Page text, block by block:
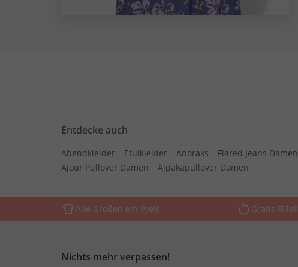
Entdecke auch
Abendkleider Etuikleider Anoraks Flared Jeans Damen
Ajour Pullover Damen
Alpakapullover Damen
Alle Größen ein Preis Gratis
Nichts mehr verpassen!